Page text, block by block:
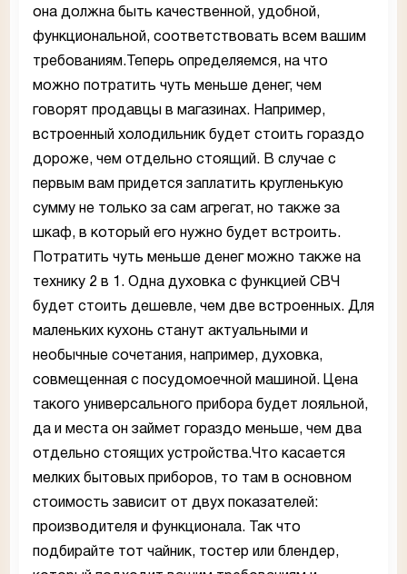
она должна быть качественной, удобной,
функциональной, соответствовать всем вашим
требованиям.Теперь определяемся, на что
можно потратить чуть меньше денег, чем
говорят продавцы в магазинах. Например,
встроенный холодильник будет стоить гораздо
дороже, чем отдельно стоящий. В случае с
первым вам придется заплатить кругленькую
сумму не только за сам агрегат, но также за
шкаф, в который его нужно будет встроить.
Потратить чуть меньше денег можно также на
технику 2 в 1. Одна духовка с функцией СВЧ
будет стоить дешевле, чем две встроенных. Для
маленьких кухонь станут актуальными и
необычные сочетания, например, духовка,
совмещенная с посудомоечной машиной. Цена
такого универсального прибора будет лояльной,
да и места он займет гораздо меньше, чем два
отдельно стоящих устройства.Что касается
мелких бытовых приборов, то там в основном
стоимость зависит от двух показателей:
производителя и функционала. Так что
подбирайте тот чайник, тостер или блендер,